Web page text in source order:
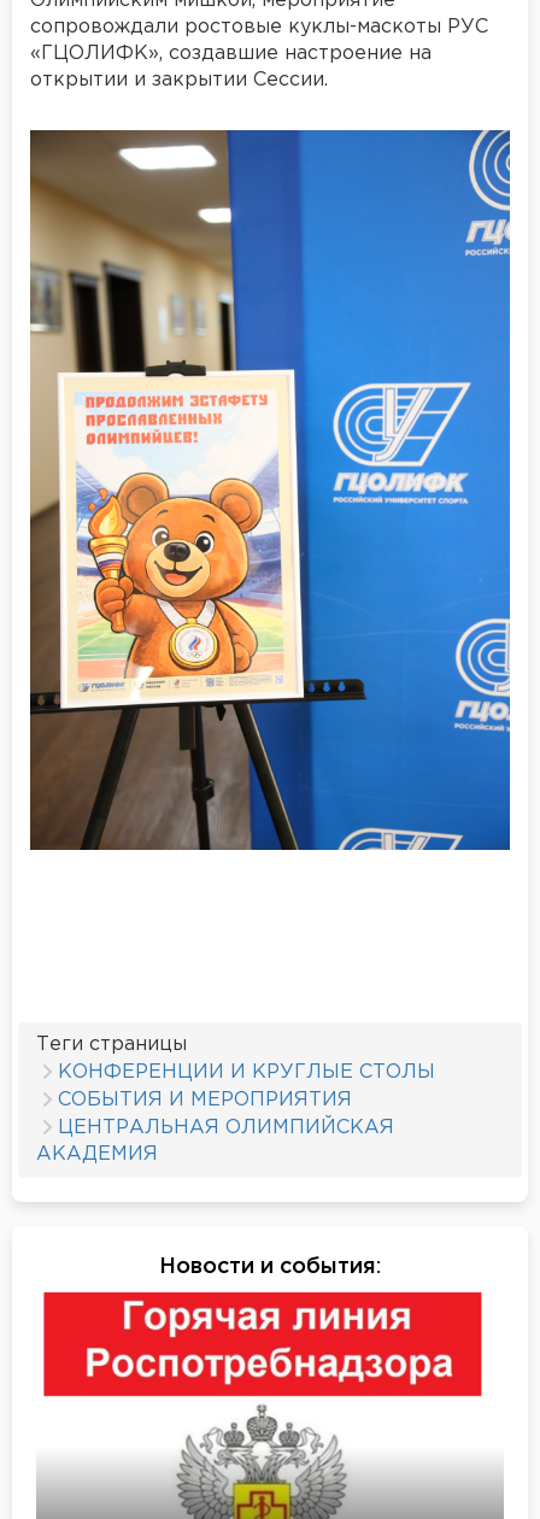
сопровождали ростовые куклы-маскоты РУС
«ГЦОЛИФК», создавшие настроение на
открытии и закрытии Сессии.
Теги страницы
КОНФЕРЕНЦИИ И КРУГЛЫЕ СТОЛЫ
СОБЫТИЯ И МЕРОПРИЯТИЯ
ЦЕНТРАЛЬНАЯ ОЛИМПИЙСКАЯ
АКАДЕМИЯ
Новости и события: